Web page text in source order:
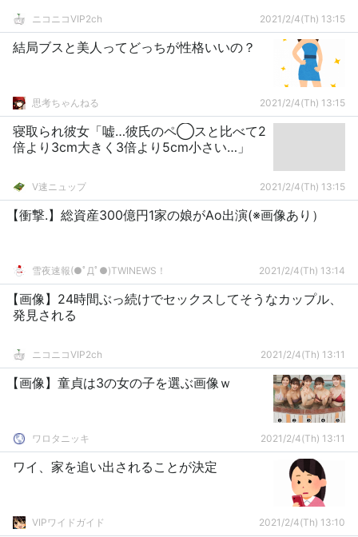
ニコニコVIP2ch 2021/2/4(Th) 13:15
結局ブスと美人ってどっちが性格いいの？
思考ちゃんねる 2021/2/4(Th) 13:15
寝取られ彼女「嘘…彼氏のペ◯スと比べて2
倍より3cm大きく3倍より5cm小さい…」
V速ニュップ 2021/2/4(Th) 13:15
【衝撃.】総資産300億円1家の娘がAo出演(※画像あり）
雪夜速報(●ﾟДﾟ●)TWINEWS！ 2021/2/4(Th) 13:14
【画像】24時間ぶっ続けでセックスしてそうなカップル、
発見される
ニコニコVIP2ch 2021/2/4(Th) 13:11
【画像】童貞は3の女の子を選ぶ画像ｗ
ワロタニッキ 2021/2/4(Th) 13:11
ワイ、家を追い出されることが決定
VIPワイドガイド 2021/2/4(Th) 13:10